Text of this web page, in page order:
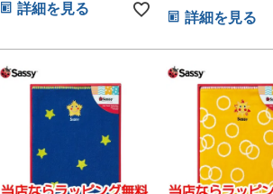
詳細を見る
詳細を見る